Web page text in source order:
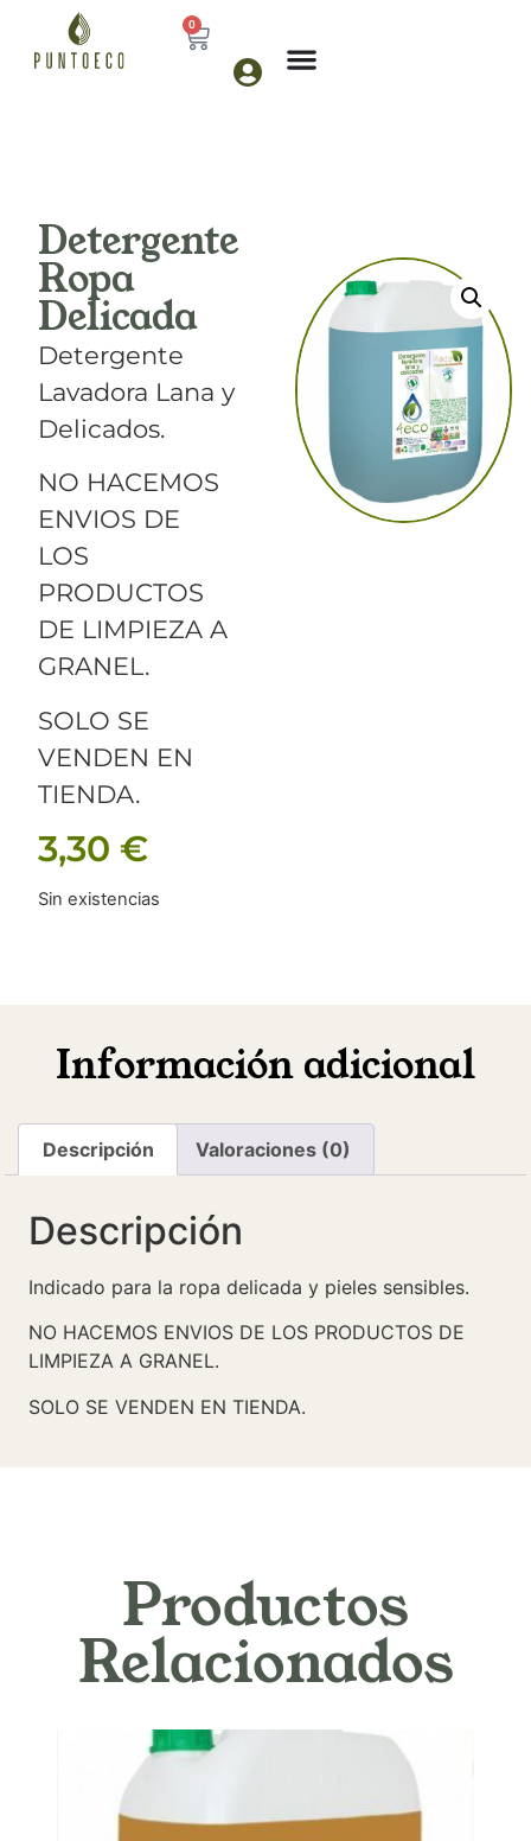
0
Detergente
Ropa
Delicada
Detergente
Lavadora Lana y
Delicados.
NO HACEMOS
ENVIOS DE
LOS
PRODUCTOS
DE LIMPIEZA A
GRANEL.
SOLO SE
VENDEN EN
TIENDA.
3,30 €
Sin existencias
Información adicional
Descripción Valoraciones (0)
Descripción
Indicado para la ropa delicada y pieles sensibles.
NO HACEMOS ENVIOS DE LOS PRODUCTOS DE
LIMPIEZA A GRANEL.
SOLO SE VENDEN EN TIENDA.
Productos
Relacionados